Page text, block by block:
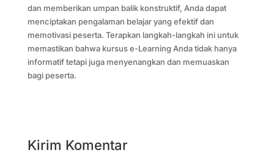
dan memberikan umpan balik konstruktif, Anda dapat
menciptakan pengalaman belajar yang efektif dan
memotivasi peserta. Terapkan langkah-langkah ini untuk
memastikan bahwa kursus e-Learning Anda tidak hanya
informatif tetapi juga menyenangkan dan memuaskan
bagi peserta.
Kirim Komentar